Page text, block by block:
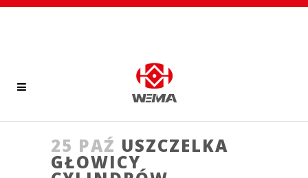
25 PAŹ USZCZELKA
GŁOWICY